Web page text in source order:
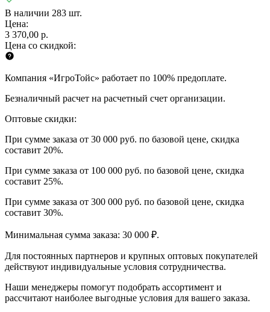
В наличии 283 шт.
Цена:
3 370,00 р.
Цена со скидкой:
Компания «ИгроТойс» работает по 100% предоплате.
Безналичный расчет на расчетный счет организации.
Оптовые скидки:
При сумме заказа от 30 000 руб. по базовой цене, скидка
составит 20%.
При сумме заказа от 100 000 руб. по базовой цене, скидка
составит 25%.
При сумме заказа от 300 000 руб. по базовой цене, скидка
составит 30%.
Минимальная сумма заказа: 30 000 ₽.
Для постоянных партнеров и крупных оптовых покупателей
действуют индивидуальные условия сотрудничества.
Наши менеджеры помогут подобрать ассортимент и
рассчитают наиболее выгодные условия для вашего заказа.